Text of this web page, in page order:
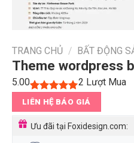
TRANG CHỦ / BẤT ĐỘNG
Theme wordpress
5.00
5.00trên 5
dựa trên
1
2 Lượt Mua
LIÊN HỆ BÁO GIÁ
Ưu đãi tại Foxidesign.com: